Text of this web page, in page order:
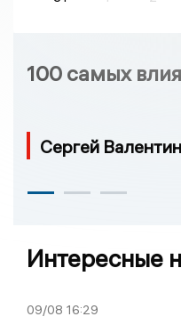
100 самых
Сергей
Интересные
09/08 16:29